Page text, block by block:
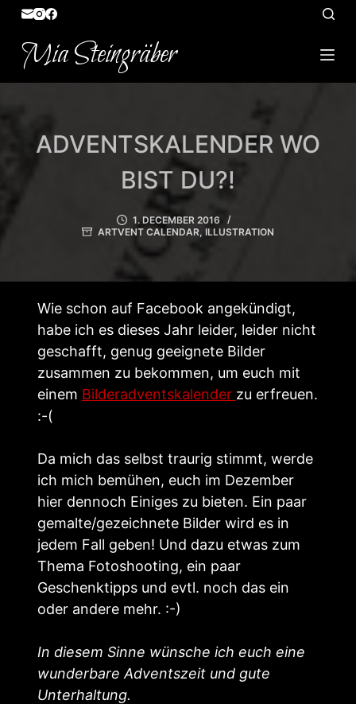
S
k
p
Mia Steingräber
ADVENTSKALENDER WO
BIST DU?!
1. DECEMBER 2016
ARTVENT CALENDAR, ILLUSTRATION
Wie schon auf Facebook angekündigt,
habe ich es dieses Jahr leider, leider nicht
geschafft, genug geeignete Bilder
zusammen zu bekommen, um euch mit
einem Bilderadventskalender zu erfreuen.
:-(
Da mich das selbst traurig stimmt, werde
ich mich bemühen, euch im Dezember
hier dennoch Einiges zu bieten. Ein paar
gemalte/gezeichnete Bilder wird es in
jedem Fall geben! Und dazu etwas zum
Thema Fotoshooting, ein paar
Geschenktipps und evtl. noch das ein
oder andere mehr. :-)
In diesem Sinne wünsche ich euch eine
wunderbare Adventszeit und gute
Unterhaltung.